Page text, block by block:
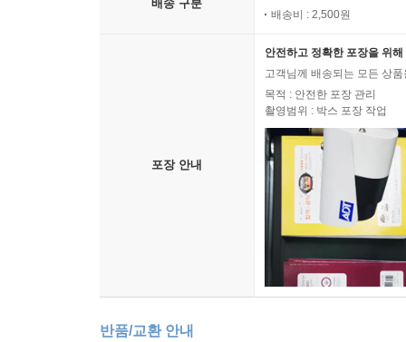
배송 구분
배송비 : 2,500원
포장 안내
안전하고 정확한 포장을 위
고객님께 배송되는 모든 상
목적 : 안전한 포장 관리
촬영범위 : 박스 포장 작업
반품/교환 안내